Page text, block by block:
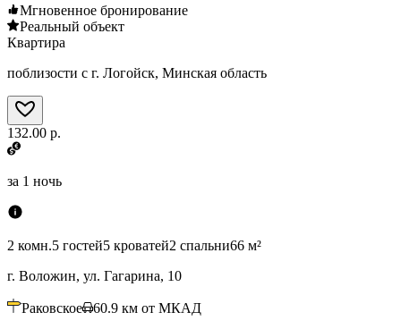
Мгновенное бронирование
Реальный объект
Квартира
поблизости с г. Логойск, Минская область
132.00 р.
за 1 ночь
2 комн.5 гостей5 кроватей2 спальни66 м²
г. Воложин, ул. Гагарина, 10
Раковское 60.9 км от МКАД